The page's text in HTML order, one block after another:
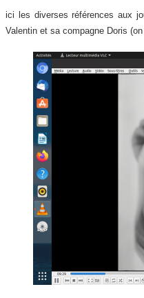
ici les diverses références aux
Valentin et sa compagne Doris